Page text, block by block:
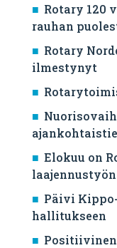
Rotary 120
rauhan
Rotary
ilmestynyt
Elokuu on
Päivi
hallitukseen